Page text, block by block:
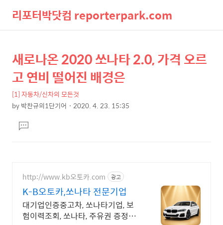
리포터박닷컴 reporterpark.com
색
뉴
상
세
컨
텐
본
문
제
목
새로나온 2020 쏘나타 2.0, 가격 오르
고 연비 떨어진 배경은
[1] 자동차/신차의 모든것
by박찬규의1단기어 2020. 4. 23. 15:35
문댓
글
http://www.kb오토카.com 광고
K-B오토카,쏘나타 전문기업
대기업인증중고차, 쏘나타기업, 보
험이력조회, 쏘나타, 주유권 증정이